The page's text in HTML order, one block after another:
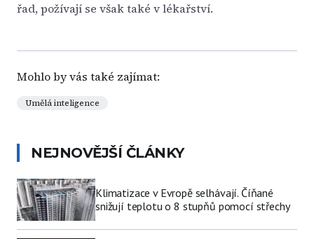
řad, požívají se však také v lékařství.
Mohlo by vás také zajímat:
Umělá inteligence
NEJNOVĚJŠÍ ČLÁNKY
Klimatizace v Evropě selhávají. Číňané
snižují teplotu o 8 stupňů pomocí střechy